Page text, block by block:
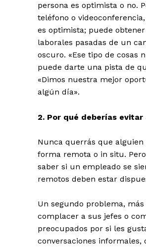
persona es optimista o no.
teléfono o
es optimista; puede
laborales pasadas de un
oscuro. «Ese tipo de cosas
puede darte una pista de
«Dimos nuestra mejor
algún día».
2. Por qué deberías
Nunca querrás que
forma remota o in situ.
saber si un empleado se
remotos deben estar
Un segundo problema,
complacer a sus jefes o
preocupados por si les
conversaciones